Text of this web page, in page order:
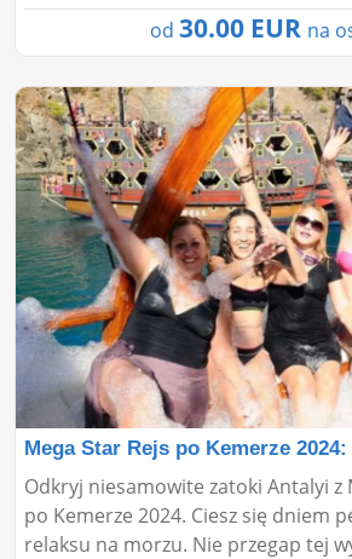
od 30.00 EUR na
Odkryj niesamowite zatoki Antalyi z
po Kemerze 2024. Ciesz się dniem
relaksu na morzu. Nie przegap tej